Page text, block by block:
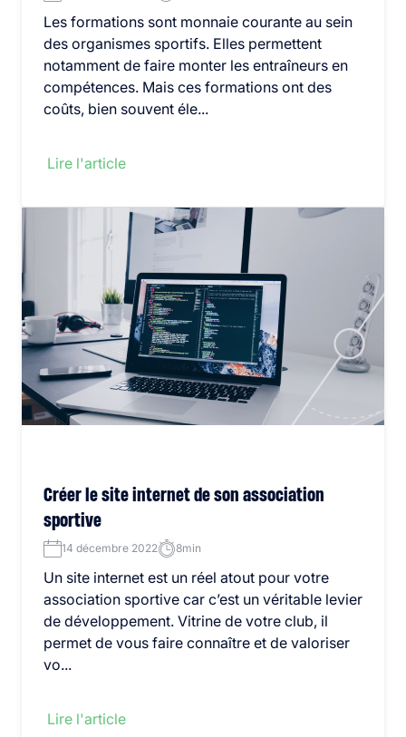
Les formations sont monnaie courante au sein
des organismes sportifs. Elles permettent
notamment de faire monter les entraîneurs en
compétences. Mais ces formations ont des
coûts, bien souvent éle...
Lire l'article
Créer le site internet de son association
sportive
14 décembre 2022 8min
Un site internet est un réel atout pour votre
association sportive car c’est un véritable levier
de développement. Vitrine de votre club, il
permet de vous faire connaître et de valoriser
vo...
Lire l'article